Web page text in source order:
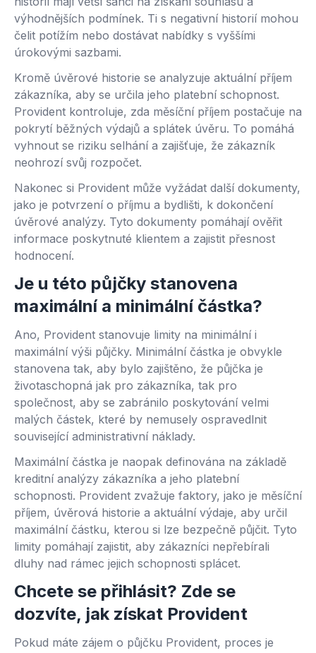
výhodnějších podmínek. Ti s negativní historií mohou
čelit potížím nebo dostávat nabídky s vyššími
úrokovými sazbami.
Kromě úvěrové historie se analyzuje aktuální příjem
zákazníka, aby se určila jeho platební schopnost.
Provident kontroluje, zda měsíční příjem postačuje na
pokrytí běžných výdajů a splátek úvěru. To pomáhá
vyhnout se riziku selhání a zajišťuje, že zákazník
neohrozí svůj rozpočet.
Nakonec si Provident může vyžádat další dokumenty,
jako je potvrzení o příjmu a bydlišti, k dokončení
úvěrové analýzy. Tyto dokumenty pomáhají ověřit
informace poskytnuté klientem a zajistit přesnost
hodnocení.
Je u této půjčky stanovena
maximální a minimální částka?
Ano, Provident stanovuje limity na minimální i
maximální výši půjčky. Minimální částka je obvykle
stanovena tak, aby bylo zajištěno, že půjčka je
životaschopná jak pro zákazníka, tak pro
společnost, aby se zabránilo poskytování velmi
malých částek, které by nemusely ospravedlnit
související administrativní náklady.
Maximální částka je naopak definována na základě
kreditní analýzy zákazníka a jeho platební
schopnosti. Provident zvažuje faktory, jako je měsíční
příjem, úvěrová historie a aktuální výdaje, aby určil
maximální částku, kterou si lze bezpečně půjčit. Tyto
limity pomáhají zajistit, aby zákazníci nepřebírali
dluhy nad rámec jejich schopnosti splácet.
Chcete se přihlásit? Zde se
dozvíte, jak získat Provident
Pokud máte zájem o půjčku Provident, proces je